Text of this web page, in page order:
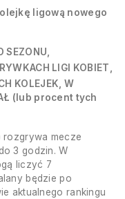
ligową nowego
SEZONU,
LIGI
KOBIET
KOLEJEK, W
(lub procent tych
rozgrywa mecze
3 godzin. W
liczyć 7
będzie po
aktualnego rankingu